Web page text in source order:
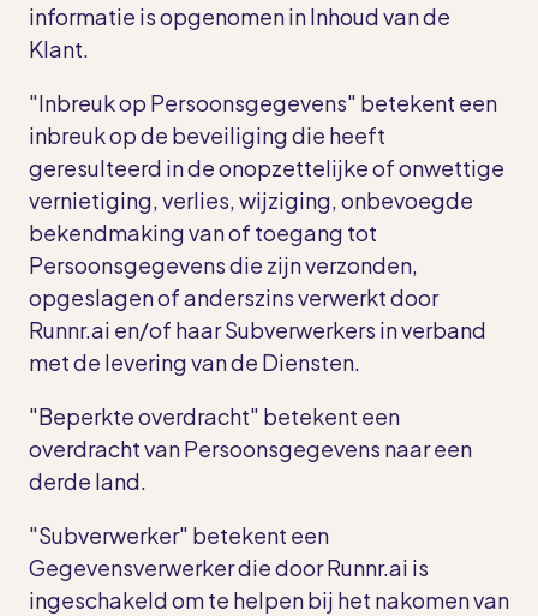
informatie is opgenomen in Inhoud van de
Klant.
"Inbreuk op Persoonsgegevens" betekent een
inbreuk op de beveiliging die heeft
geresulteerd in de onopzettelijke of onwettige
vernietiging, verlies, wijziging, onbevoegde
bekendmaking van of toegang tot
Persoonsgegevens die zijn verzonden,
opgeslagen of anderszins verwerkt door
Runnr.ai en/of haar Subverwerkers in verband
met de levering van de Diensten.
"Beperkte overdracht" betekent een
overdracht van Persoonsgegevens naar een
derde land.
"Subverwerker" betekent een
Gegevensverwerker die door Runnr.ai is
ingeschakeld om te helpen bij het nakomen van